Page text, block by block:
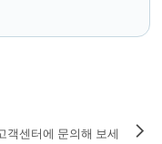
객센터에 문의해 보세